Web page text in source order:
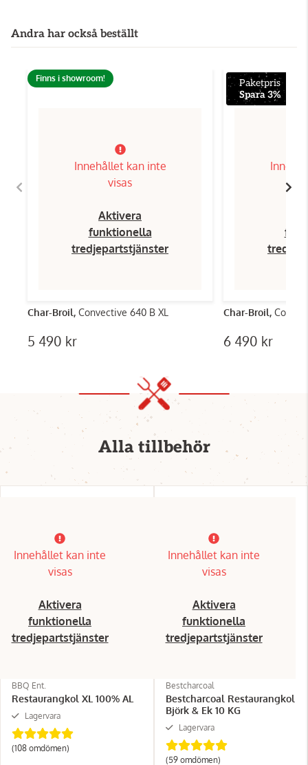
Andra har också beställt
Finns i showroom!
Innehållet kan inte
visas
Aktivera
funktionella
tredjepartstjänster
Char-Broil, Convective 640 B XL
5 490 kr
Paketpris
Spara 3%
Char-Broil,
6 490 kr
Alla tillbehör
Innehållet kan inte
visas
Aktivera
funktionella
tredjepartstjänster
BBQ Ent.
Restaurangkol XL 100% AL
Lagervara
(108 omdömen)
Innehållet kan inte
visas
Aktivera
funktionella
tredjepartstjänster
Bestcharcoal
Bestcharcoal Restaurangkol
Björk & Ek 10 KG
Lagervara
(59 omdömen)